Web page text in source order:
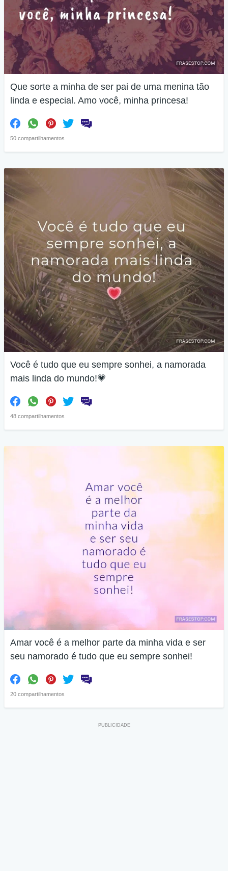
Que sorte a minha de ser pai de uma menina tão
linda e especial. Amo você, minha princesa!
50 compartilhamentos
Você é tudo que eu sempre sonhei, a namorada
mais linda do mundo!💗
48 compartilhamentos
Amar você é a melhor parte da minha vida e ser
seu namorado é tudo que eu sempre sonhei!
20 compartilhamentos